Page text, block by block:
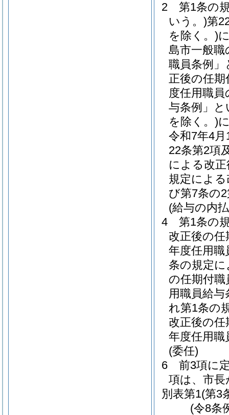
2
第1条の
いう。)第
を除く。)
島市一般職
職員条例」
正後の任
度任用職
与条例」と
を除く。)
令和7年4
22条第2項
による改
規定によ
び第7条の
(給与の内
4
第1条の
改正後の
年度任用
条の規定
の任期付
用職員給
れ第1条の
改正後の
年度任用
(委任)
6
前3項に
項は、市
別表第1(第3
(令8条